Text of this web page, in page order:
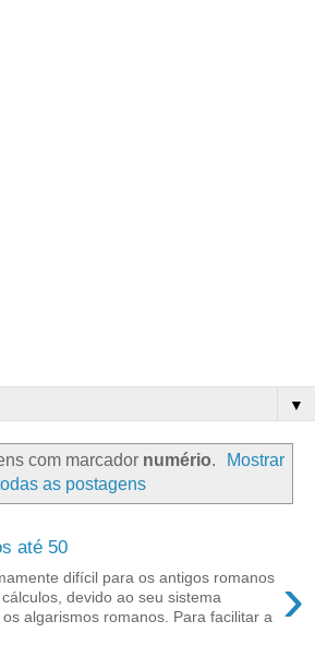
▼
com marcador numério.
Mostrar
as postagens
até 50
›
difícil para os antigos romanos
devido ao seu sistema
algarismos romanos. Para facilitar a